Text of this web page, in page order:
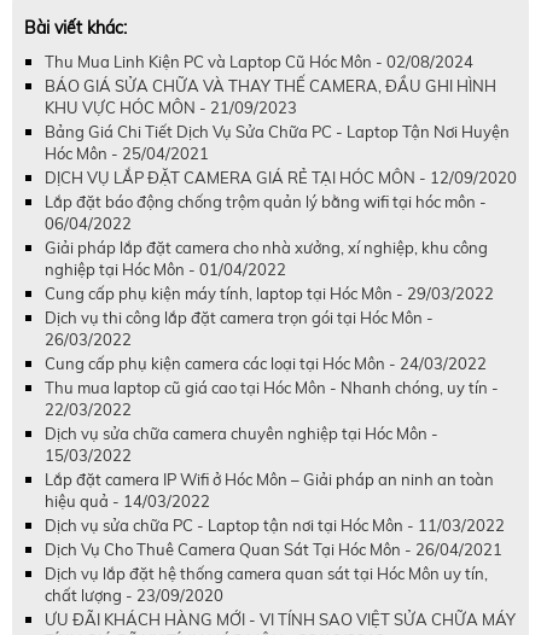
Bài viết khác:
Thu Mua Linh Kiện PC và Laptop Cũ Hóc Môn - 02/08/2024
BÁO GIÁ SỬA CHỮA VÀ THAY THẾ CAMERA, ĐẦU GHI HÌNH
KHU VỰC HÓC MÔN - 21/09/2023
Bảng Giá Chi Tiết Dịch Vụ Sửa Chữa PC - Laptop Tận Nơi Huyện
Hóc Môn - 25/04/2021
DỊCH VỤ LẮP ĐẶT CAMERA GIÁ RẺ TẠI HÓC MÔN - 12/09/2020
Lắp đặt báo động chống trộm quản lý bằng wifi tại hóc môn -
06/04/2022
Giải pháp lắp đặt camera cho nhà xưởng, xí nghiệp, khu công
nghiệp tại Hóc Môn - 01/04/2022
Cung cấp phụ kiện máy tính, laptop tại Hóc Môn - 29/03/2022
Dịch vụ thi công lắp đặt camera trọn gói tại Hóc Môn -
26/03/2022
Cung cấp phụ kiện camera các loại tại Hóc Môn - 24/03/2022
Thu mua laptop cũ giá cao tại Hóc Môn - Nhanh chóng, uy tín -
22/03/2022
Dịch vụ sửa chữa camera chuyên nghiệp tại Hóc Môn -
15/03/2022
Lắp đặt camera IP Wifi ở Hóc Môn – Giải pháp an ninh an toàn
hiệu quả - 14/03/2022
Dịch vụ sửa chữa PC - Laptop tận nơi tại Hóc Môn - 11/03/2022
Dịch Vụ Cho Thuê Camera Quan Sát Tại Hóc Môn - 26/04/2021
Dịch vụ lắp đặt hệ thống camera quan sát tại Hóc Môn uy tín,
chất lượng - 23/09/2020
ƯU ĐÃI KHÁCH HÀNG MỚI - VI TÍNH SAO VIỆT SỬA CHỮA MÁY